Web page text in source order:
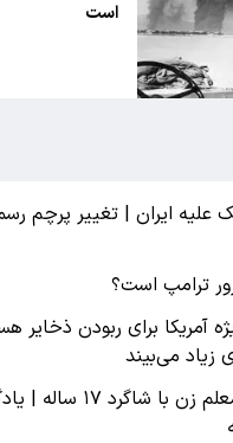
است
علیه ایران | تغییر پرچم
ترامپ است؟
آمریکا برای ربودن ذخایر
زیاد می‌بیند
رسوایی جنسی معلم زن با